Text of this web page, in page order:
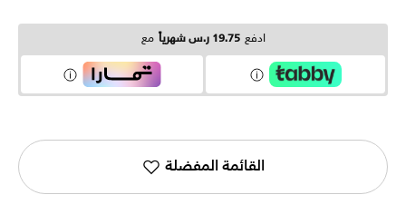
ادفع 19.75 ر.س شهرياً مع
القائمة المفضلة